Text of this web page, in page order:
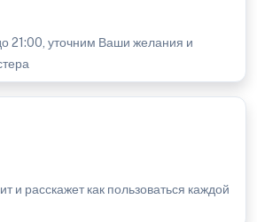
21:00, уточним Ваши желания и
и расскажет как пользоваться каждой